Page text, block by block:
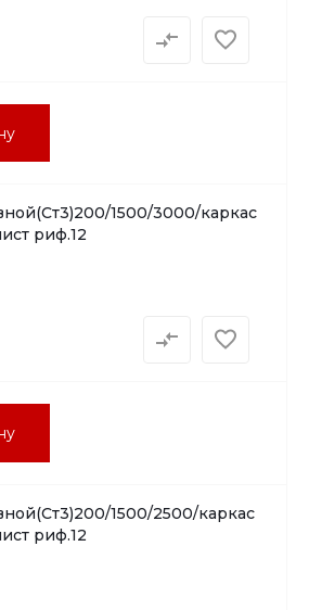
1500/3000/каркас
риф.12
1500/2500/каркас
риф.12